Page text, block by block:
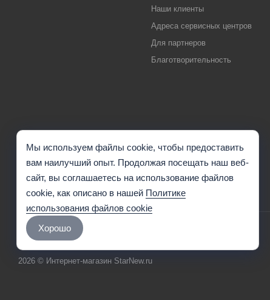
Наши клиенты
Адреса сервисных центров
Для партнеров
Благотворительность
2026 © Интернет-магазин StarNew.ru
Хорошо
Мы используем файлы cookie, чтобы предоставить
вам наилучший опыт. Продолжая посещать наш веб-
сайт, вы соглашаетесь на использование файлов
cookie, как описано в нашей Политике
использования файлов cookie